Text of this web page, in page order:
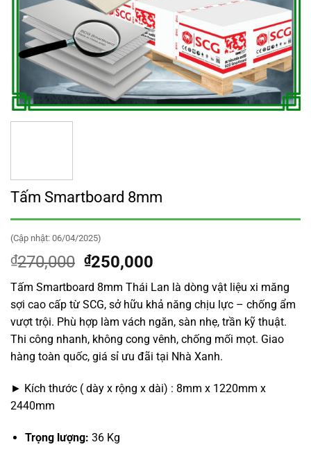
Tấm Smartboard 8mm
(Cập nhật: 06/04/2025)
₫270,000 Giá
gốc
là:
₫270,000.
₫250,000
hiện
tại
là:
₫250,000.
Tấm Smartboard 8mm Thái Lan là dòng vật liệu xi măng
sợi cao cấp từ SCG, sở hữu khả năng chịu lực – chống ẩm
vượt trội. Phù hợp làm vách ngăn, sàn nhẹ, trần kỹ thuật.
Thi công nhanh, không cong vênh, chống mối mọt. Giao
hàng toàn quốc, giá sỉ ưu đãi tại Nhà Xanh.
► Kích thước ( dày x rộng x dài) : 8mm x 1220mm x
2440mm
Trọng lượng: 36 Kg